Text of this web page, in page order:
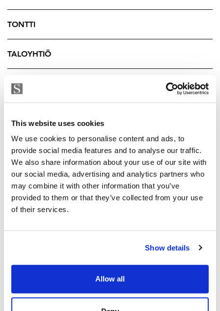
This website uses cookies
We use cookies to personalise content and ads, to
provide social media features and to analyse our traffic.
We also share information about your use of our site with
our social media, advertising and analytics partners who
may combine it with other information that you’ve
provided to them or that they’ve collected from your use
of their services.
Show details
Allow all
OSKU RAUTIAINEN
Kiinteistönvälittäjä LKV, LVV
TONTTI
TALOYHTIÖ
YRITYKSEN TIEDOT